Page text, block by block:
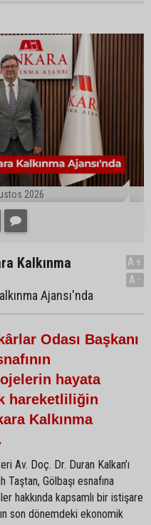
2026
Kalkınma
Ajansı'nda
A+
A-
Odası Başkanı
hayata
hareketliliğin
Kalkınma
Av. Doç. Dr. Duran Kalkan’ı
Gölbaşı esnafına
hakkında kapsamlı bir istişare
son dönemdeki ekonomik